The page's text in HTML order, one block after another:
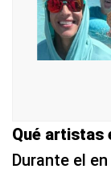
Qué artistas
Durante el